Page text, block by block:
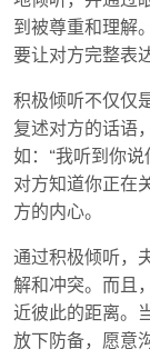
到被尊重和理解
要让对方完整表
积极倾听不仅仅
复述对方的话语
如：“我听到你
对方知道你正在
方的内心。
通过积极倾听，
解和冲突。而且
近彼此的距离。
放下防备，愿意